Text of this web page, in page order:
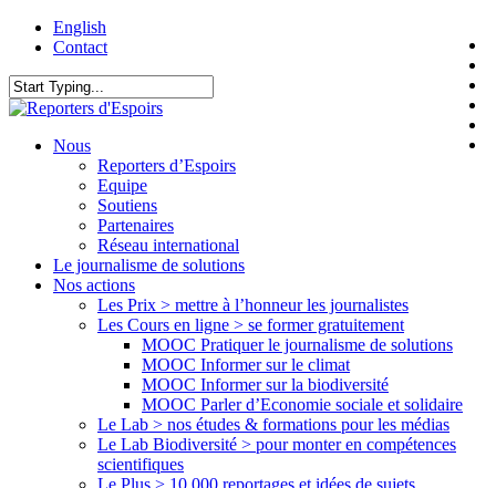
Skip
content
English
Contact
Close
search
Menu
Nous
Reporters d’Espoirs
Equipe
Soutiens
Partenaires
Réseau international
Le journalisme de solutions
Nos actions
Les Prix > mettre à l’honneur les journalistes
Les Cours en ligne > se former gratuitement
MOOC Pratiquer le journalisme de solutions
MOOC Informer sur le climat
MOOC Informer sur la biodiversité
MOOC Parler d’Economie sociale et solidaire
Le Lab > nos études & formations pour les médias
Le Lab Biodiversité > pour monter en compétences
scientifiques
Le Plus > 10 000 reportages et idées de sujets